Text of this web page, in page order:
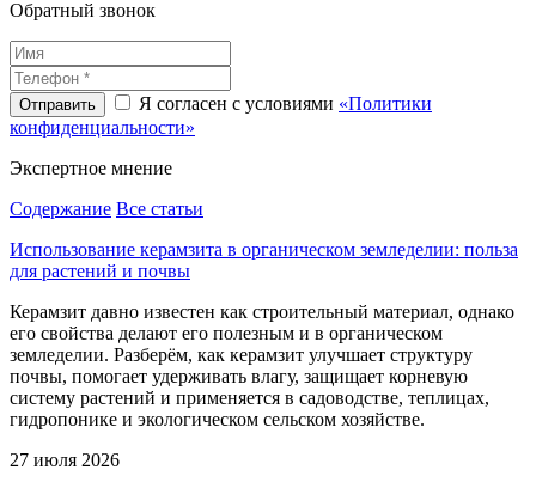
Обратный звонок
Я согласен с условиями «Политики
конфиденциальности»
Экспертное мнение
Содержание Все статьи
Использование керамзита в органическом земледелии: польза
для растений и почвы
Керамзит давно известен как строительный материал, однако
его свойства делают его полезным и в органическом
земледелии. Разберём, как керамзит улучшает структуру
почвы, помогает удерживать влагу, защищает корневую
систему растений и применяется в садоводстве, теплицах,
гидропонике и экологическом сельском хозяйстве.
27 июля 2026